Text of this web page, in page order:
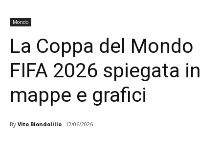
Mondo
La Coppa del Mondo
FIFA 2026 spiegata in
mappe e grafici
By Vito Biondolillo 12/06/2026